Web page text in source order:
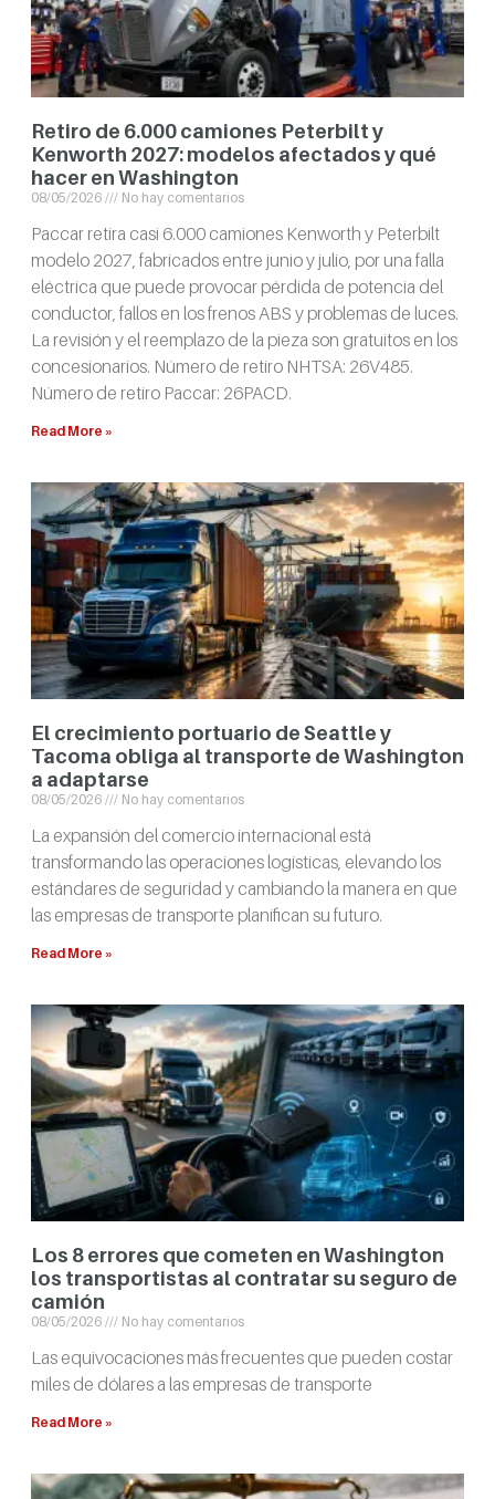
Retiro de 6.000 camiones Peterbilt y
Kenworth 2027: modelos afectados y qué
hacer en Washington
08/05/2026 No hay comentarios
Paccar retira casi 6.000 camiones Kenworth y Peterbilt
modelo 2027, fabricados entre junio y julio, por una falla
eléctrica que puede provocar pérdida de potencia del
conductor, fallos en los frenos ABS y problemas de luces.
La revisión y el reemplazo de la pieza son gratuitos en los
concesionarios. Número de retiro NHTSA: 26V485.
Número de retiro Paccar: 26PACD.
Read More »
El crecimiento portuario de Seattle y
Tacoma obliga al transporte de Washington
a adaptarse
08/05/2026 No hay comentarios
La expansión del comercio internacional está
transformando las operaciones logísticas, elevando los
estándares de seguridad y cambiando la manera en que
las empresas de transporte planifican su futuro.
Read More »
Los 8 errores que cometen en Washington
los transportistas al contratar su seguro de
camión
08/05/2026 No hay comentarios
Las equivocaciones más frecuentes que pueden costar
miles de dólares a las empresas de transporte
Read More »